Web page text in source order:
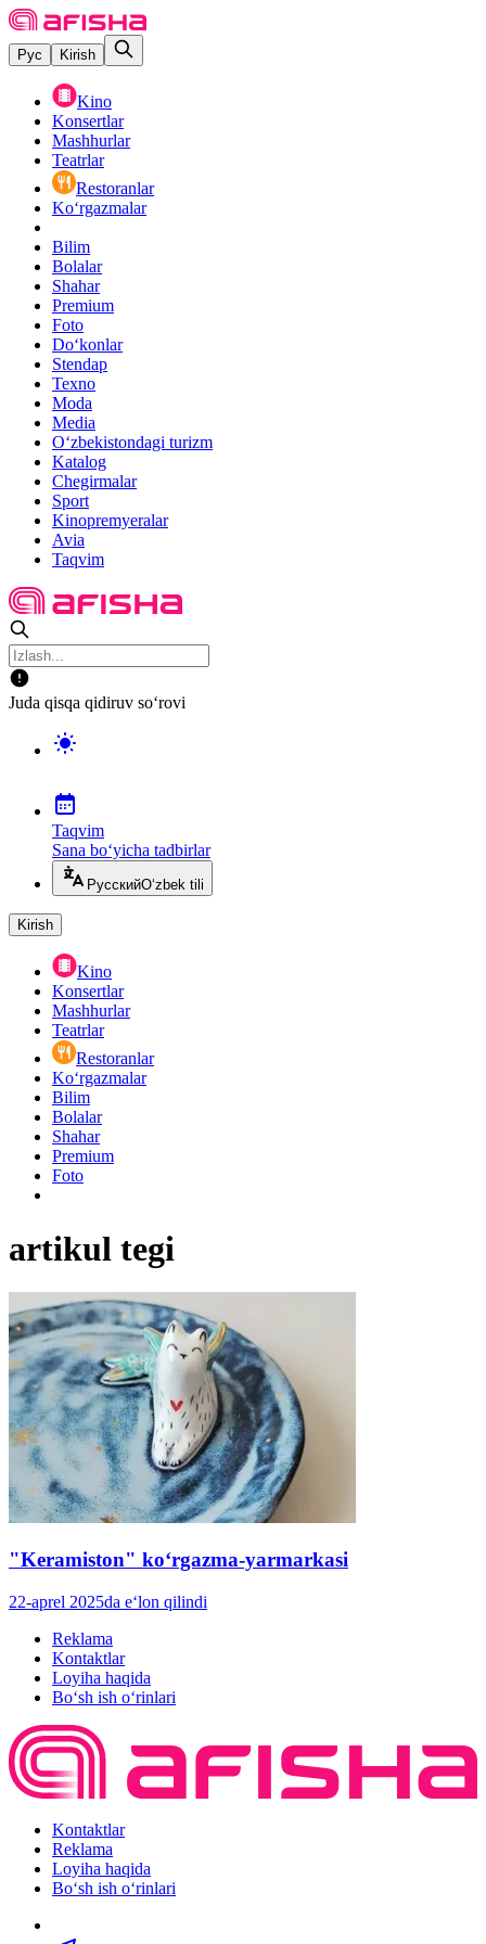
Рус Kirish
Kino
Konsertlar
Mashhurlar
Teatrlar
Restoranlar
Ko‘rgazmalar
Bilim
Bolalar
Shahar
Premium
Foto
Do‘konlar
Stendap
Texno
Moda
Media
O‘zbekistondagi turizm
Katalog
Chegirmalar
Sport
Kinopremyeralar
Avia
Taqvim
Juda qisqa qidiruv so‘rovi
Taqvim
Sana bo‘yicha tadbirlar
РусскийO‘zbek tili
Kirish
Kino
Konsertlar
Mashhurlar
Teatrlar
Restoranlar
Ko‘rgazmalar
Bilim
Bolalar
Shahar
Premium
Foto
artikul tegi
"Keramiston" koʻrgazma-yarmarkasi
22-aprel 2025da e‘lon qilindi
Reklama
Kontaktlar
Loyiha haqida
Bo‘sh ish o‘rinlari
Kontaktlar
Reklama
Loyiha haqida
Bo‘sh ish o‘rinlari